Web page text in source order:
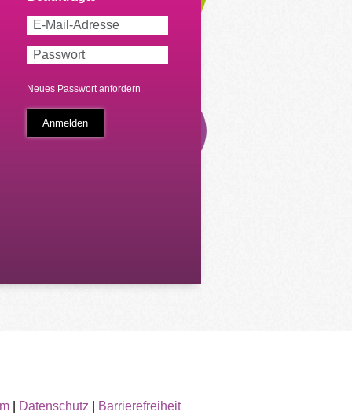
Neues Passwort anfordern
| Datenschutz Barrierefreiheit